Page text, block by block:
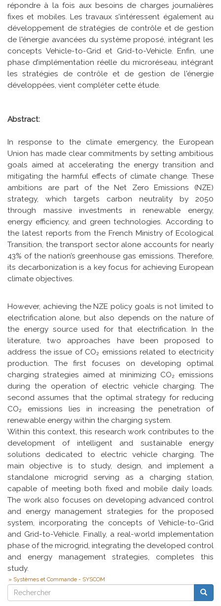
répondre à la fois aux besoins de charges journalières
fixes et mobiles. Les travaux s’intéressent également au
développement de stratégies de contrôle et de gestion
de l'énergie avancées du système proposé, intégrant les
concepts Vehicle-to-Grid et Grid-to-Vehicle. Enfin, une
phase d’implémentation réelle du microréseau, intégrant
les stratégies de contrôle et de gestion de l'énergie
développées, vient compléter cette étude.
Abstract:
In response to the climate emergency, the European
Union has made clear commitments by setting ambitious
goals aimed at accelerating the energy transition and
mitigating the harmful effects of climate change. These
ambitions are part of the Net Zero Emissions (NZE)
strategy, which targets carbon neutrality by 2050
through massive investments in renewable energy,
energy efficiency, and green technologies. According to
the latest reports from the French Ministry of Ecological
Transition, the transport sector alone accounts for nearly
43% of the nation’s greenhouse gas emissions. Therefore,
its decarbonization is a key focus for achieving European
climate objectives.
However, achieving the NZE policy goals is not limited to
electrification alone, but also depends on the nature of
the energy source used for that electrification. In the
literature, two approaches have been proposed to
address the issue of CO₂ emissions related to electricity
production. The first focuses on developing optimal
charging strategies aimed at minimizing CO₂ emissions
during the operation of electric vehicle charging. The
second assumes that the optimal strategy for reducing
CO₂ emissions lies in increasing the penetration of
renewable energy within the charging system.
Within this context, this research work contributes to the
development of intelligent and sustainable energy
solutions dedicated to electric vehicle charging. The
main objective is to study, design, and implement a
standalone microgrid serving as a charging station,
capable of meeting both fixed and mobile daily loads.
The work also focuses on developing advanced control
and energy management strategies for the proposed
system, incorporating the concepts of Vehicle-to-Grid
and Grid-to-Vehicle. Finally, a real-world implementation
phase of the microgrid, integrating the developed control
and energy management strategies, completes this
study.
Systèmes et Commande - SYSCOM
Rechercher
Rechercher